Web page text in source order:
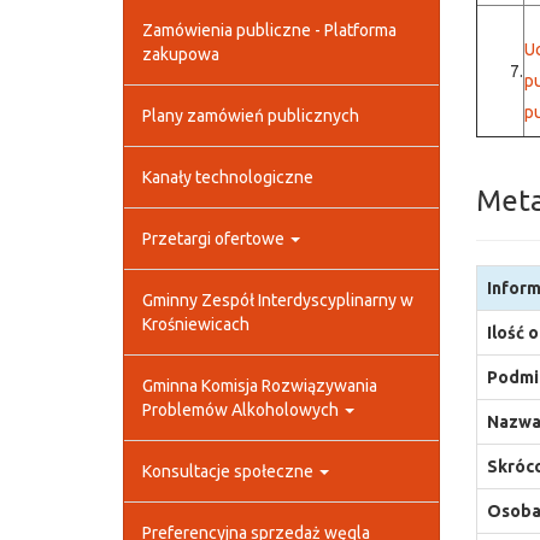
Zamówienia publiczne - Platforma
zakupowa
Plany zamówień publicznych
Kanały technologiczne
Przetargi ofertowe
Gminny Zespół Interdyscyplinarny w
Krośniewicach
Gminna Komisja Rozwiązywania
Problemów Alkoholowych
Konsultacje społeczne
Preferencyjna sprzedaż węgla
7.
Ilość